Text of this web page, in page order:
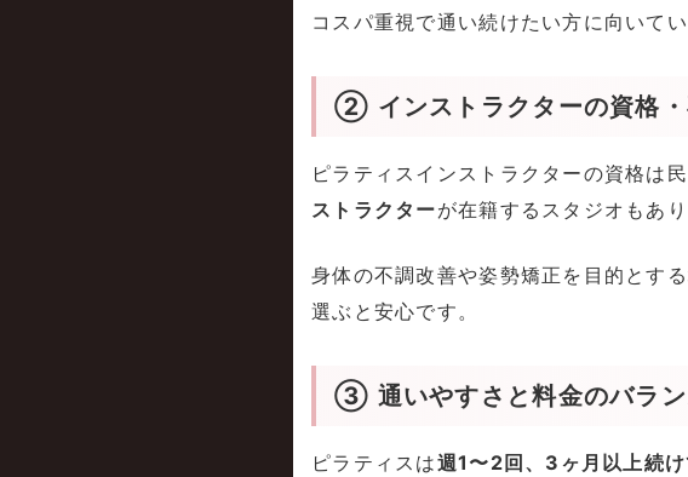
コスパ重視で通い続けたい方に向いてい
② インストラクターの資格・
ピラティスインストラクターの資格は
ストラクターが在籍するスタジオもあり
身体の不調改善や姿勢矯正を目的とする
選ぶと安心です。
③ 通いやすさと料金のバラン
ピラティスは週1〜2回、3ヶ月以上続